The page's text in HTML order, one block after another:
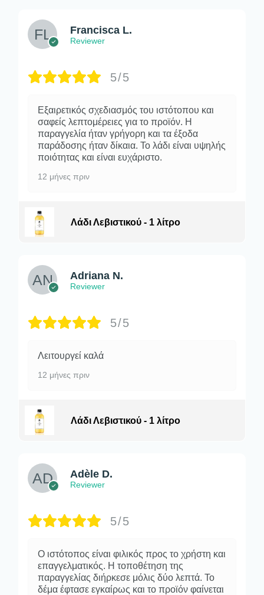
Francisca L.
Reviewer
5/5
Εξαιρετικός σχεδιασμός του ιστότοπου και
σαφείς λεπτομέρειες για το προϊόν. Η
παραγγελία ήταν γρήγορη και τα έξοδα
παράδοσης ήταν δίκαια. Το λάδι είναι υψηλής
ποιότητας και είναι ευχάριστο.
12 μήνες πριν
Λάδι Λεβιστικού - 1 λίτρο
Adriana N.
Reviewer
5/5
Λειτουργεί καλά
12 μήνες πριν
Λάδι Λεβιστικού - 1 λίτρο
Adèle D.
Reviewer
5/5
Ο ιστότοπος είναι φιλικός προς το χρήστη και
επαγγελματικός. Η τοποθέτηση της
παραγγελίας διήρκεσε μόλις δύο λεπτά. Το
δέμα έφτασε εγκαίρως και το προϊόν φαίνεται